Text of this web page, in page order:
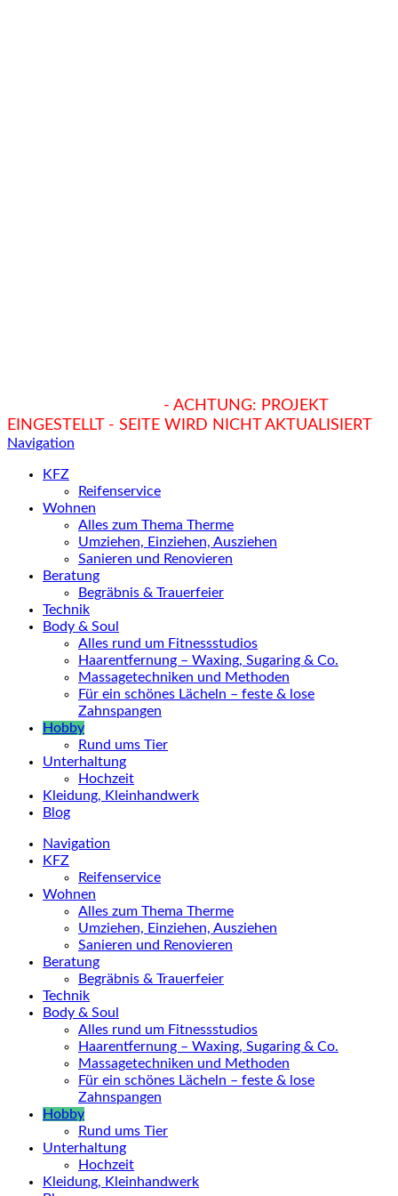
- ACHTUNG: PROJEKT
EINGESTELLT - SEITE WIRD NICHT AKTUALISIERT
Navigation
KFZ
Reifenservice
Wohnen
Alles zum Thema Therme
Umziehen, Einziehen, Ausziehen
Sanieren und Renovieren
Beratung
Begräbnis & Trauerfeier
Technik
Body & Soul
Alles rund um Fitnessstudios
Haarentfernung – Waxing, Sugaring & Co.
Massagetechniken und Methoden
Für ein schönes Lächeln – feste & lose
Zahnspangen
Hobby
Rund ums Tier
Unterhaltung
Hochzeit
Kleidung, Kleinhandwerk
Blog
Navigation
KFZ
Reifenservice
Wohnen
Alles zum Thema Therme
Umziehen, Einziehen, Ausziehen
Sanieren und Renovieren
Beratung
Begräbnis & Trauerfeier
Technik
Body & Soul
Alles rund um Fitnessstudios
Haarentfernung – Waxing, Sugaring & Co.
Massagetechniken und Methoden
Für ein schönes Lächeln – feste & lose
Zahnspangen
Hobby
Rund ums Tier
Unterhaltung
Hochzeit
Kleidung, Kleinhandwerk